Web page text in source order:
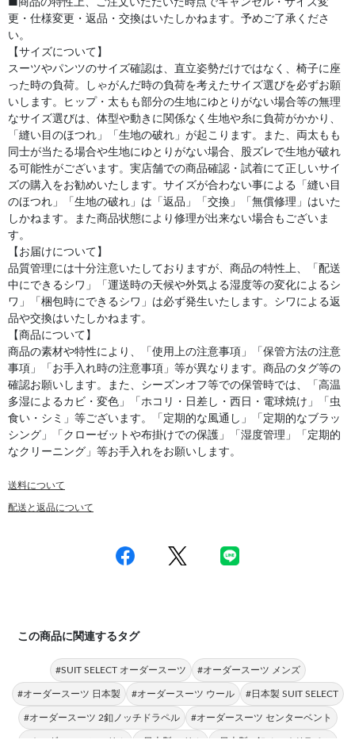
更・仕様変更・返品・交換はいたしかねます。予めご了承くださ
い。
【サイズについて】
スーツやパンツのサイズ確認は、直立姿勢だけではなく、椅子に座
った時の負荷。しゃがんだ時の負荷を考えたサイズ選びを必ずお願
いします。ヒップ・太もも部分の生地にゆとりがない場合等の無理
なサイズ選びは、体型や動きに関係なく生地や糸に負荷がかかり、
「縫い目のほつれ」「生地の破れ」が起こります。また、両太もも
同士が当たる場合や生地にゆとりがない場合、股ズレで生地が破れ
る可能性がございます。実店舗での商品確認・試着にて正しいサイ
ズの購入をお勧めいたします。サイズが合わない事による「縫い目
のほつれ」「生地の破れ」は「返品」「交換」「無償修理」はいた
しかねます。また商品状態により修理が出来ない場合もございま
す。
【お届けについて】
品質管理には十分注意いたしておりますが、商品の特性上、「配送
中にできるシワ」「運送時の天候や外気よる湿度等の変化によるシ
ワ」「梱包時にできるシワ」は必ず発生いたします。シワによる返
品や交換はいたしかねます。
【商品について】
商品の素材や特性により、「使用上の注意事項」「保管方法の注意
事項」「お手入れ時の注意事項」等が異なります。商品のタグ等の
確認お願いします。また、シーズンオフ等での保管時では、「高温
多湿によるカビ・変色」「ホコリ・日差し・西日・電球焼け」「虫
食い・シミ」等ございます。「定期的な風通し」「定期的なブラッ
シング」「クローゼットや布掛けでの保護」「湿度管理」「定期的
なクリーニング」等お手入れをお願いします。
送料について
配送と返品について
この商品に関連するタグ
#SUIT SELECT オーダースーツ #オーダースーツ メンズ
#オーダースーツ 日本製 #オーダースーツ ウール #日本製 SUIT SELECT
#オーダースーツ 2釦ノッチドラペル #オーダースーツ センターベント
#オーダースーツ スリム #日本製 スリム
#日本製 2釦ノッチドラペル